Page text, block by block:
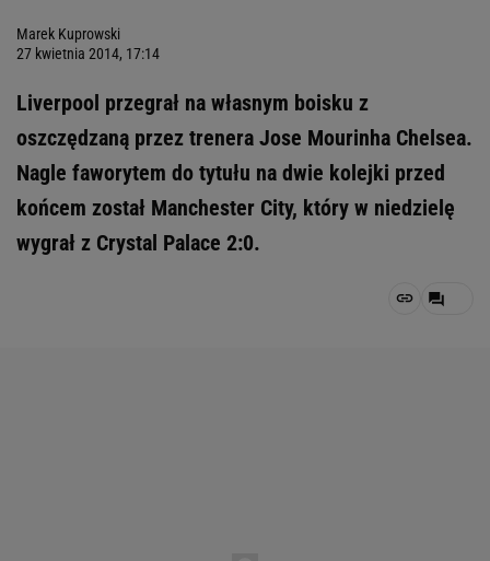
Marek Kuprowski
27 kwietnia 2014, 17:14
Liverpool przegrał na własnym boisku z
oszczędzaną przez trenera Jose Mourinha Chelsea.
Nagle faworytem do tytułu na dwie kolejki przed
końcem został Manchester City, który w niedzielę
wygrał z Crystal Palace 2:0.